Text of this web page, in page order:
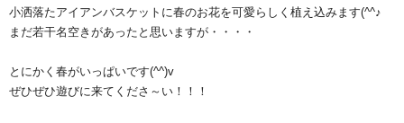
小洒落たアイアンバスケットに春のお花を可愛らしく植え込みます(^^♪
まだ若干名空きがあったと思いますが・・・・
とにかく春がいっぱいです(^^)v
ぜひぜひ遊びに来てくださ～い！！！